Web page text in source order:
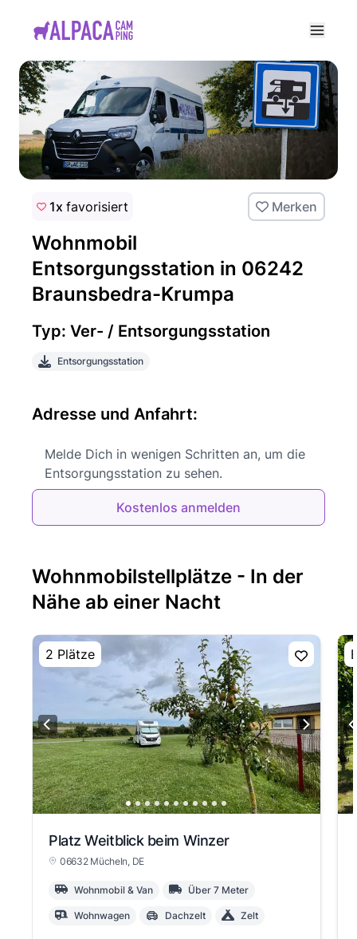
Wohnmobil
Entsorgungsstation in 06242
Braunsbedra-Krumpa
1x favorisiert Merken
Typ: Ver- / Entsorgungsstation
Entsorgungsstation
Adresse und Anfahrt:
Melde Dich in wenigen Schritten an, um die
Entsorgungsstation zu sehen.
Kostenlos anmelden
Wohnmobilstellplätze - In der
Nähe ab einer Nacht
2 Plätze
Platz Weitblick beim Winzer
06632 Mücheln, DE
Wohnmobil & Van Über 7 Meter
Wohnwagen Dachzelt Zelt